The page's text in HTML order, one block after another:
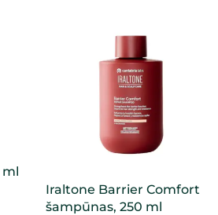
ml
Iraltone Barrier Comfort
šampūnas, 250 ml